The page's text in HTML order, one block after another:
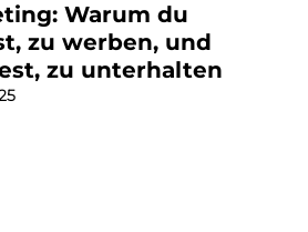
Warum du
zu werben, und
zu unterhalten